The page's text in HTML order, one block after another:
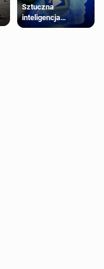
Sztuczna
inteligencja
próbowała oszukać